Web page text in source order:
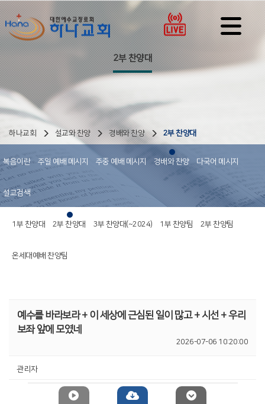
2부 찬양대
하나교회 설교와 찬양 경배와 찬양 2부 찬양대
복음이란 주일 예배 메시지 주중 예배 메시지 경배와 찬양 다국어 메시지
설교검색
1부 찬양대 2부 찬양대 3부 찬양대(~2024) 1부 찬양팀 2부 찬양팀
온세대예배 찬양팀
예수를 바라보라 + 이 세상에 근심된 일이 많고 + 시선 + 우리
보좌 앞에 모였네
2026-07-06 10:20:00
관리자